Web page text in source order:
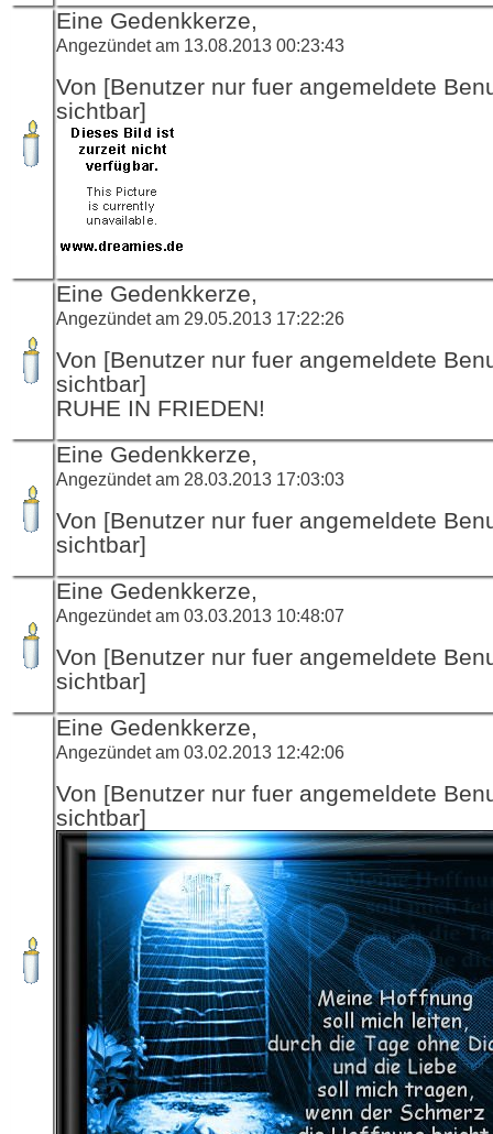
Eine Gedenkkerze,
Angezündet am 13.08.2013 00:23:43
Von [Benutzer nur fuer angemeldete
sichtbar]
Eine Gedenkkerze,
Angezündet am 29.05.2013 17:22:26
Von [Benutzer nur fuer angemeldete
sichtbar]
RUHE IN FRIEDEN!
Eine Gedenkkerze,
Angezündet am 28.03.2013 17:03:03
Von [Benutzer nur fuer angemeldete
sichtbar]
Eine Gedenkkerze,
Angezündet am 03.03.2013 10:48:07
Von [Benutzer nur fuer angemeldete
sichtbar]
Eine Gedenkkerze,
Angezündet am 03.02.2013 12:42:06
Von [Benutzer nur fuer angemeldete
sichtbar]